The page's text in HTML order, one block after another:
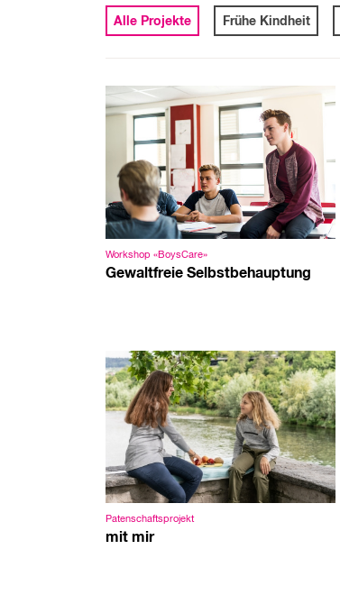
Alle Projekte Frühe Kindheit
Workshop «BoysCare»
Gewaltfreie Selbstbehauptung
Patenschaftsprojekt
mit mir